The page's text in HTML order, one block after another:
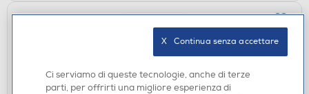
Ci serviamo di queste tecnologie, anche di terze
parti, per offrirti una migliore esperienza di
X   Continua senza accettare